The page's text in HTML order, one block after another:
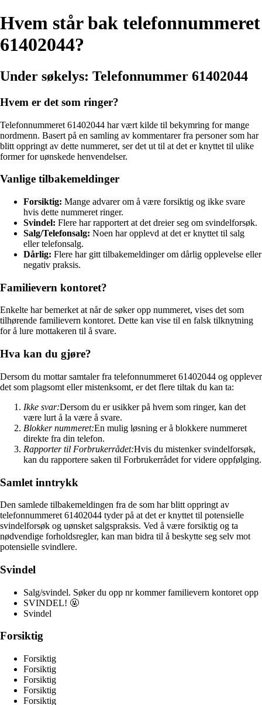
Hvem står bak telefonnummeret
61402044?
Under søkelys: Telefonnummer 61402044
Hvem er det som ringer?
Telefonnummeret 61402044 har vært kilde til bekymring for mange
nordmenn. Basert på en samling av kommentarer fra personer som har
blitt oppringt av dette nummeret, ser det ut til at det er knyttet til ulike
former for uønskede henvendelser.
Vanlige tilbakemeldinger
Forsiktig: Mange advarer om å være forsiktig og ikke svare
hvis dette nummeret ringer.
Svindel: Flere har rapportert at det dreier seg om svindelforsøk.
Salg/Telefonsalg: Noen har opplevd at det er knyttet til salg
eller telefonsalg.
Dårlig: Flere har gitt tilbakemeldinger om dårlig opplevelse eller
negativ praksis.
Familievern kontoret?
Enkelte har bemerket at når de søker opp nummeret, vises det som
tilhørende familievern kontoret. Dette kan vise til en falsk tilknytning
for å lure mottakeren til å svare.
Hva kan du gjøre?
Dersom du mottar samtaler fra telefonnummeret 61402044 og opplever
det som plagsomt eller mistenksomt, er det flere tiltak du kan ta:
Ikke svar:Dersom du er usikker på hvem som ringer, kan det
være lurt å la være å svare.
Blokker nummeret:En mulig løsning er å blokkere nummeret
direkte fra din telefon.
Rapporter til Forbrukerrådet:Hvis du mistenker svindelforsøk,
kan du rapportere saken til Forbrukerrådet for videre oppfølging.
Samlet inntrykk
Den samlede tilbakemeldingen fra de som har blitt oppringt av
telefonnummeret 61402044 tyder på at det er knyttet til potensielle
svindelforsøk og uønsket salgspraksis. Ved å være forsiktig og ta
nødvendige forholdsregler, kan man bidra til å beskytte seg selv mot
potensielle svindlere.
Svindel
Salg/svindel. Søker du opp nr kommer familievern kontoret opp
SVINDEL! 🤬
Svindel
Forsiktig
Forsiktig
Forsiktig
Forsiktig
Forsiktig
Forsiktig